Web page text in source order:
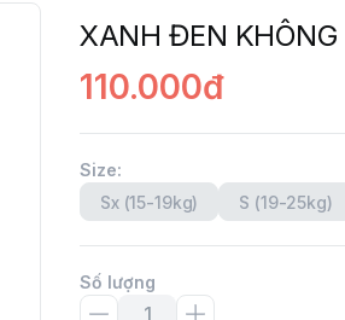
XANH ĐEN KHÔNG
110.000đ
Size:
Sx (15-19kg)
S (19-25kg)
Số lượng